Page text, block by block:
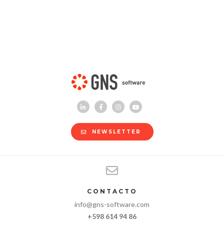
NEWSLETTER
CONTACTO
info@gns-software.com
+598 614 94 86